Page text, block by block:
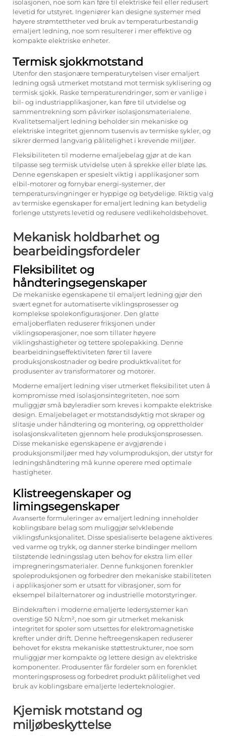
isolasjonen, noe som kan føre til elektriske feil eller redusert
levetid for utstyret. Ingeniører kan designe systemer med
høyere strømtettheter ved bruk av temperaturbestandig
emaljert ledning, noe som resulterer i mer effektive og
kompakte elektriske enheter.
Termisk sjokkmotstand
Utenfor den stasjonære temperaturytelsen viser emaljert
ledning også utmerket motstand mot termisk syklisering og
termisk sjokk. Raske temperaturendringer, som er vanlige i
bil- og industriapplikasjoner, kan føre til utvidelse og
sammentrekning som påvirker isolasjonsmaterialene.
Kvalitetsemaljert ledning beholder sin mekaniske og
elektriske integritet gjennom tusenvis av termiske sykler, og
sikrer dermed langvarig pålitelighet i krevende miljøer.
Fleksibiliteten til moderne emaljebelag gjør at de kan
tilpasse seg termisk utvidelse uten å sprekke eller bløte løs.
Denne egenskapen er spesielt viktig i applikasjoner som
elbil-motorer og fornybar energi-systemer, der
temperatursvingninger er hyppige og betydelige. Riktig valg
av termiske egenskaper for emaljert ledning kan betydelig
forlenge utstyrets levetid og redusere vedlikeholdsbehovet.
Mekanisk holdbarhet og
bearbeidingsfordeler
Fleksibilitet og
håndteringsegenskaper
De mekaniske egenskapene til emaljert ledning gjør den
svært egnet for automatiserte viklingsprosesser og
komplekse spolekonfigurasjoner. Den glatte
emaljoberflaten reduserer friksjonen under
viklingsoperasjoner, noe som tillater høyere
viklingshastigheter og tettere spolepakking. Denne
bearbeidningseffektiviteten fører til lavere
produksjonskostnader og bedre produktkvalitet for
produsenter av transformatorer og motorer.
Moderne emaljert ledning viser utmerket fleksibilitet uten å
kompromisse med isolasjonsintegriteten, noe som
muliggjør små bøyleradier som kreves i kompakte elektriske
design. Emaljebelaget er motstandsdyktig mot skraper og
slitasje under håndtering og montering, og opprettholder
isolasjonskvaliteten gjennom hele produksjonsprosessen.
Disse mekaniske egenskapene er avgjørende i
produksjonsmiljøer med høy volumproduksjon, der utstyr for
ledningshåndtering må kunne operere med optimale
hastigheter.
Klistreegenskaper og
limingsegenskaper
Avanserte formuleringer av emaljert ledning inneholder
koblingsbare belag som muliggjør selvklebende
viklingsfunksjonalitet. Disse spesialiserte belagene aktiveres
ved varme og trykk, og danner sterke bindinger mellom
tilstøtende ledningsslag uten behov for ekstra lim eller
impregneringsmaterialer. Denne funksjonen forenkler
spoleproduksjonen og forbedrer den mekaniske stabiliteten
i applikasjoner som er utsatt for vibrasjoner, som for
eksempel bilalternatorer og industrielle motorstyringer.
Bindekraften i moderne emaljerte ledersystemer kan
overstige 50 N/cm², noe som gir utmerket mekanisk
integritet for spoler som utsettes for elektromagnetiske
krefter under drift. Denne heftreegenskapen reduserer
behovet for ekstra mekaniske støttestrukturer, noe som
muliggjør mer kompakte og lettere design av elektriske
komponenter. Produsenter får fordeler som en forenklet
monteringsprosess og forbedret produkt pålitelighet ved
bruk av koblingsbare emaljerte lederteknologier.
Kjemisk motstand og
miljøbeskyttelse